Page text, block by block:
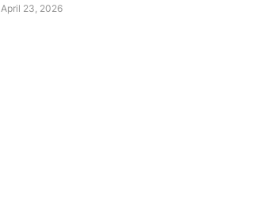
April 23, 2026